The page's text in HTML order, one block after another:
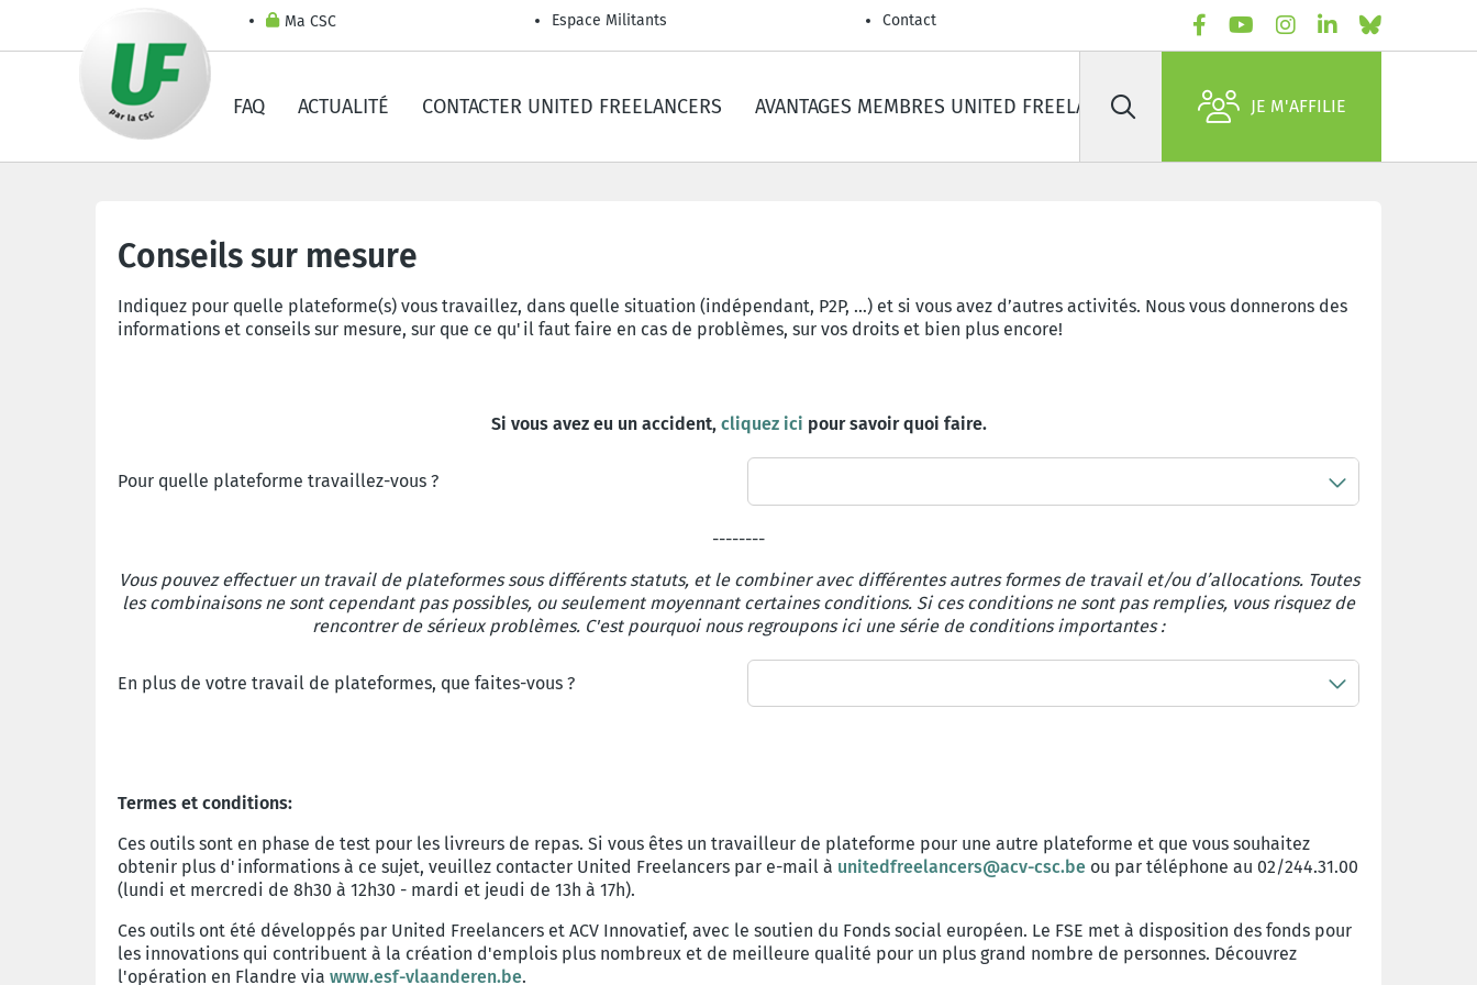
Ma CSC Espace Militants Contact
FAQ ACTUALITÉ CONTACTER UNITED FREELANCERS AVANTAGES MEMBRES UNITED FREELANCERS À PROPOS DE NOUS
Rechercher JE M'AFFILIE
Conseils sur mesure
Indiquez pour quelle plateforme(s) vous travaillez, dans quelle situation (indépendant, P2P, …) et si vous avez d’autres activités. Nous vous donnerons des
informations et conseils sur mesure, sur que ce qu'il faut faire en cas de problèmes, sur vos droits et bien plus encore!
Si vous avez eu un accident, cliquez ici pour savoir quoi faire.
Pour quelle plateforme travaillez-vous ?
--------
Vous pouvez effectuer un travail de plateformes sous différents statuts, et le combiner avec différentes autres formes de travail et/ou d’allocations. Toutes
les combinaisons ne sont cependant pas possibles, ou seulement moyennant certaines conditions. Si ces conditions ne sont pas remplies, vous risquez de
rencontrer de sérieux problèmes. C'est pourquoi nous regroupons ici une série de conditions importantes :
En plus de votre travail de plateformes, que faites-vous ?
Termes et conditions:
Ces outils sont en phase de test pour les livreurs de repas. Si vous êtes un travailleur de plateforme pour une autre plateforme et que vous souhaitez
obtenir plus d'informations à ce sujet, veuillez contacter United Freelancers par e-mail à unitedfreelancers@acv-csc.be ou par téléphone au 02/244.31.00
(lundi et mercredi de 8h30 à 12h30 - mardi et jeudi de 13h à 17h).
Ces outils ont été développés par United Freelancers et ACV Innovatief, avec le soutien du Fonds social européen. Le FSE met à disposition des fonds pour
les innovations qui contribuent à la création d'emplois plus nombreux et de meilleure qualité pour un plus grand nombre de personnes. Découvrez
l'opération en Flandre via www.esf-vlaanderen.be.